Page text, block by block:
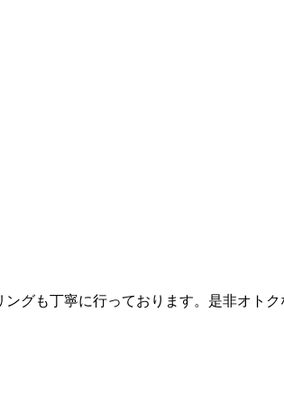
グも丁寧に行っております。是非オト